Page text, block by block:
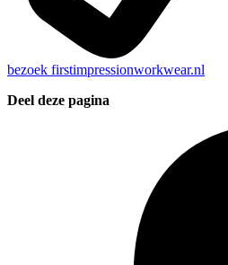
bezoek firstimpressionworkwear.nl
Deel deze pagina